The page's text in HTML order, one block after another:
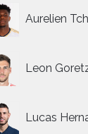
Aurelien
Leon
Lucas